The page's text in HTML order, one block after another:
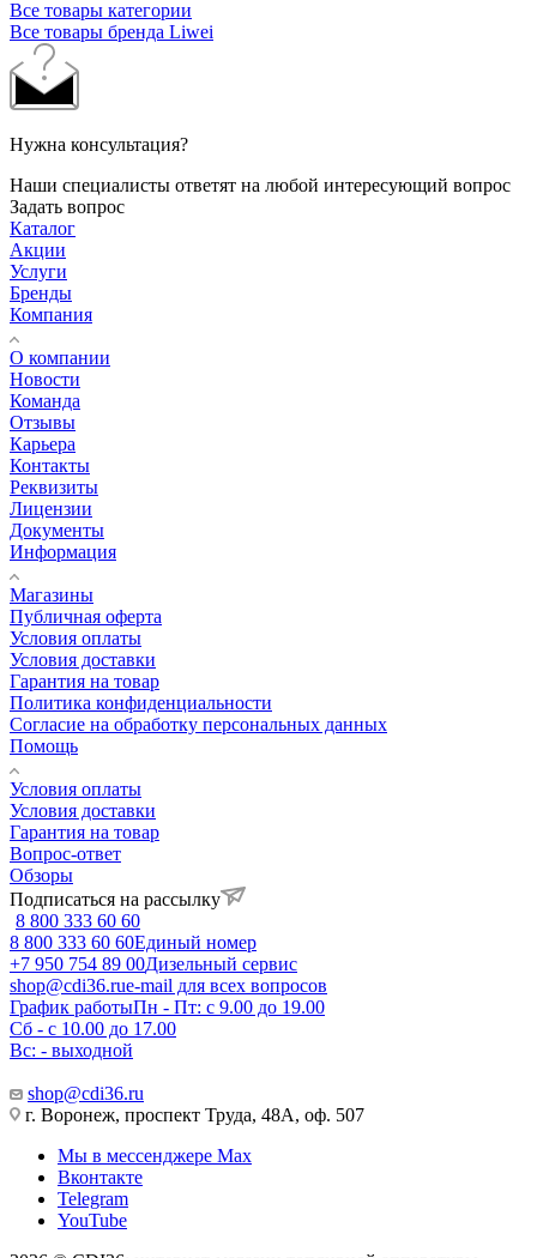
Все товары категории
Все товары бренда Liwei
Нужна консультация?
Наши специалисты ответят на любой интересующий вопрос
Задать вопрос
Каталог
Акции
Услуги
Бренды
Компания
О компании
Новости
Команда
Отзывы
Карьера
Контакты
Реквизиты
Лицензии
Документы
Информация
Магазины
Публичная оферта
Условия оплаты
Условия доставки
Гарантия на товар
Политика конфиденциальности
Согласие на обработку персональных данных
Помощь
Условия оплаты
Условия доставки
Гарантия на товар
Вопрос-ответ
Обзоры
Подписаться на рассылку
8 800 333 60 60
8 800 333 60 60Единый номер
+7 950 754 89 00Дизельный сервис
shop@cdi36.rue-mail для всех вопросов
График работыПн - Пт: с 9.00 до 19.00
Сб - с 10.00 до 17.00
Вс: - выходной
shop@cdi36.ru
г. Воронеж, проспект Труда, 48А, оф. 507
Мы в мессенджере Max
Вконтакте
Telegram
YouTube